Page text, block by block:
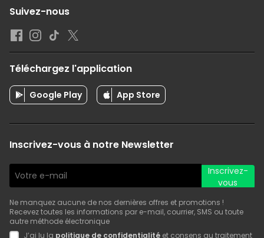
Suivez-nous
Téléchargez l'application
Google Play App Store
Inscrivez-vous à notre Newsletter
Inscrivez-
vous
Ne manquez aucune de nos dernières offres et promotions !
Recevez toutes les informations par e-mail, courrier, SMS ou toute
autre méthode électronique
J’ai lu la politique de confidentialité et consens au traitement